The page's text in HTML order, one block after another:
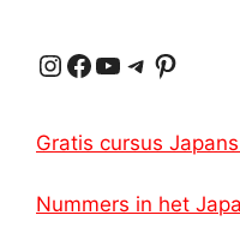
s
p
p
g
a
m
e
s
Instagram Facebook YouTube Telegram Pinterest
Gratis cursus
Nummers in het